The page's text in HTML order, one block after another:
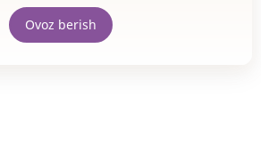
Ovoz berish